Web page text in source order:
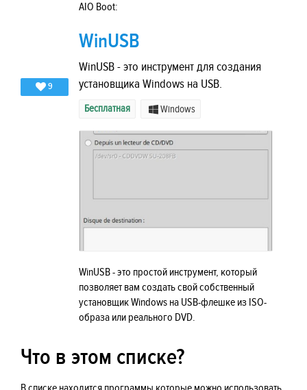
AIO Boot:
9
WinUSB
WinUSB - это инструмент для создания
установщика Windows на USB.
Бесплатная Windows
WinUSB - это простой инструмент, который
позволяет вам создать свой собственный
установщик Windows на USB-флешке из ISO-
образа или реального DVD.
Что в этом списке?